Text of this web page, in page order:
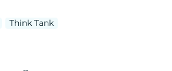
Think Tank